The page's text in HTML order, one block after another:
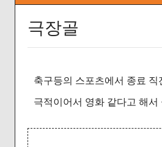
극장골
축구등의 스포츠에서 종료
극적이어서 영화 같다고 해서